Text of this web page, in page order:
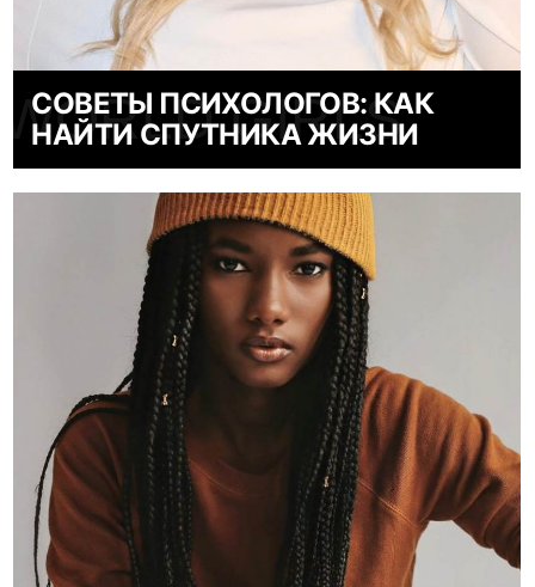
WORLD GIRLS
СОВЕТЫ ПСИХОЛОГОВ: КАК
НАЙТИ СПУТНИКА ЖИЗНИ